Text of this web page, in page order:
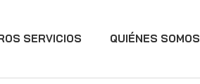
SERVICIOS QUIÉNES SOMOS